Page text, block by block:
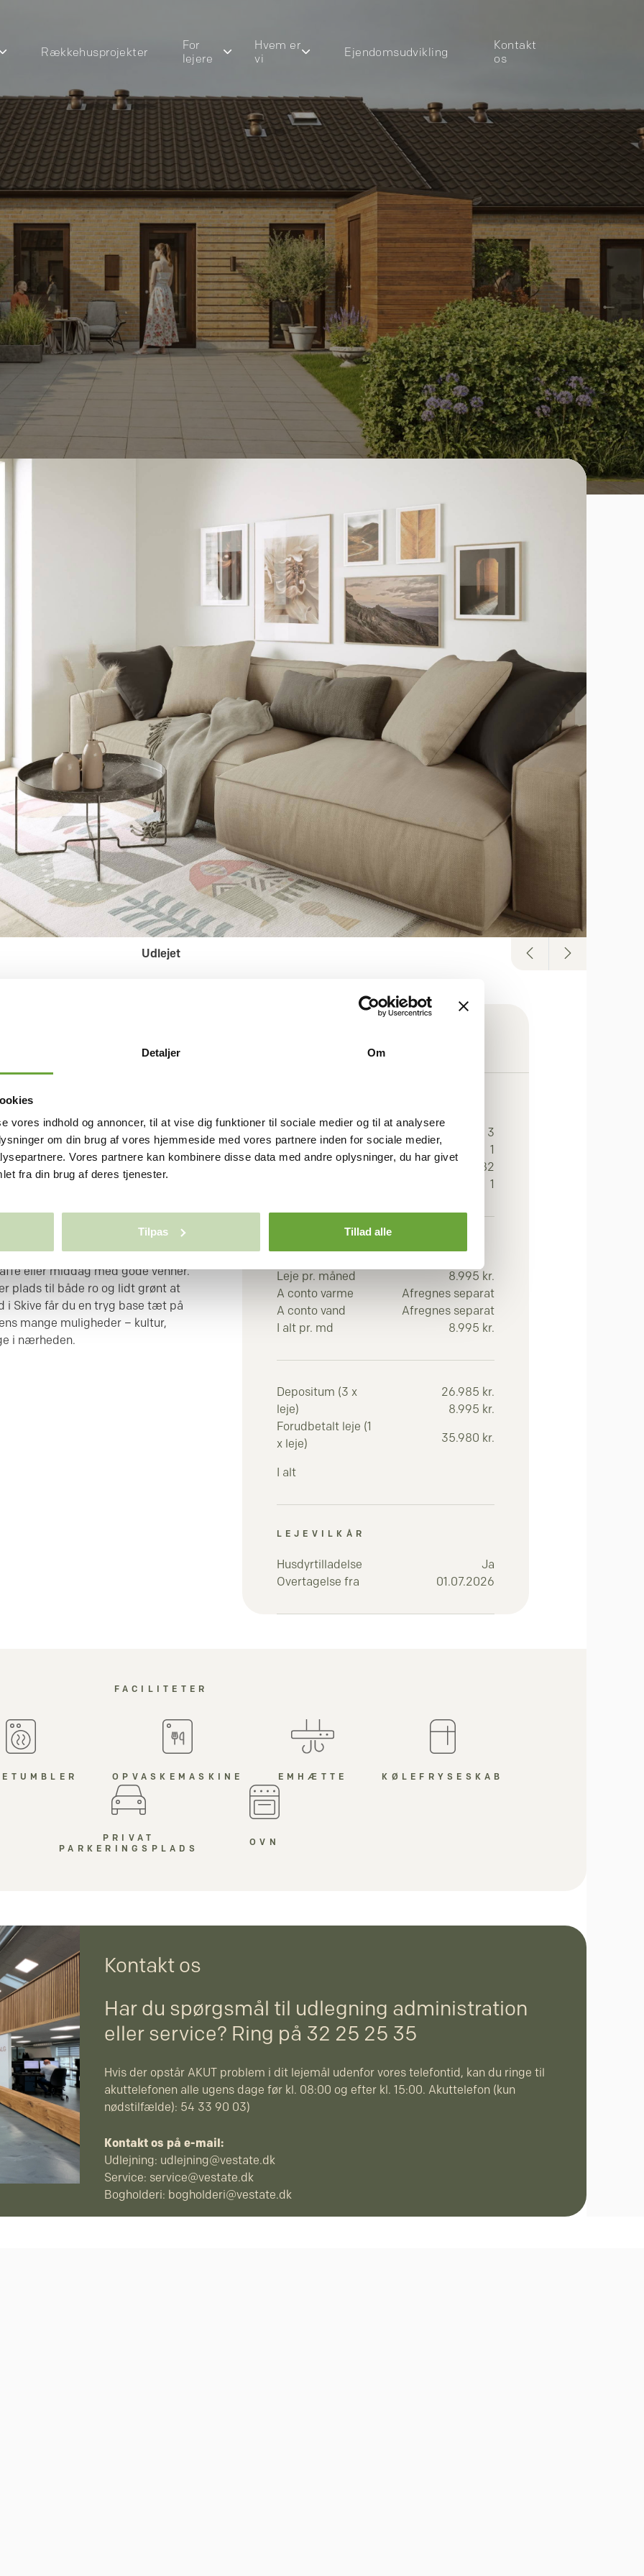
Detaljer Om
vores indhold og annoncer, til at vise dig funktioner til sociale medier og til at analysere
om din brug af vores hjemmeside med vores partnere inden for sociale medier,
Vores partnere kan kombinere disse data med andre oplysninger, du har givet
fra din brug af deres tjenester.
Tilpas Tillad alle
Rækkehusprojekter
For
lejere
Hvem er
vi
Ejendomsudvikling
Kontakt
os
Udlejet
nem at holde, overskuelig i
på komfort? Vores moderne
er skabt til dig, der ønsker et hjem,
og behagelig. Boligen rummer
og entre, hvilket giver fleksibilitet
eller hobbyrum – alt efter dine
terrasse, hvor du kan
og vejr – perfekt til hyggelige
eller middag med gode venner.
plads til både ro og lidt grønt at
i Skive får du en tryg base tæt på
mange muligheder – kultur,
i nærheden.
Stuer
3
1
82
1
Leje pr. måned
A conto varme
A conto vand
I alt pr. md
8.995 kr.
Afregnes separat
Afregnes separat
8.995 kr.
Depositum (3 x
leje)
Forudbetalt leje (1
x leje)
I alt
26.985 kr.
8.995 kr.
35.980 kr.
LEJEVILKÅR
Husdyrtilladelse
Overtagelse fra
Ja
01.07.2026
FACILITETER
OPVASKEMASKINE EMHÆTTE KØLEFRYSESKAB
PRIVAT
PARKERINGSPLADS
OVN
Kontakt os
Har du spørgsmål til udlegning administration
eller service? Ring på 32 25 25 35
Hvis der opstår AKUT problem i dit lejemål udenfor vores telefontid, kan du ringe til
akuttelefonen alle ugens dage før kl. 08:00 og efter kl. 15:00. Akuttelefon (kun
nødstilfælde): 54 33 90 03)
Kontakt os på e-mail:
Udlejning: udlejning@vestate.dk
Service: service@vestate.dk
Bogholderi: bogholderi@vestate.dk